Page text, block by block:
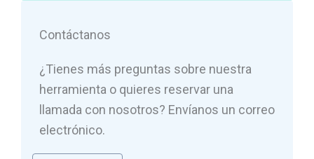
Contáctanos
¿Tienes más preguntas sobre nuestra
herramienta o quieres reservar una
llamada con nosotros? Envíanos un correo
electrónico.